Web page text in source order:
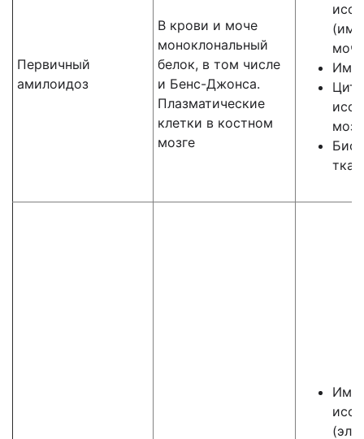
Первичный
амилоидоз
В крови и моче
моноклональный
белок, в том числе
и Бенс-Джонса.
Плазматические
клетки в костном
мозге